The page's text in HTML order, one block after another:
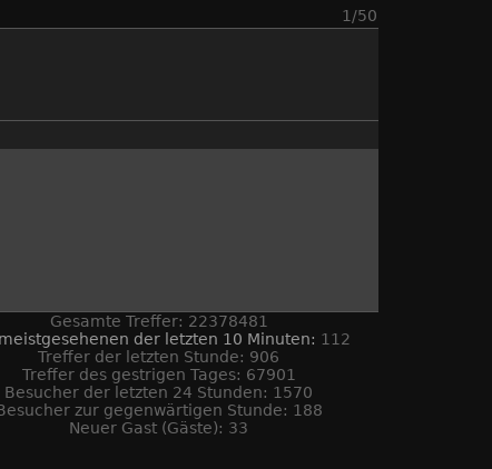
1/50
Gesamte Treffer: 22378481
der letzten 10 Minuten: 112
Treffer der letzten Stunde: 906
Treffer des gestrigen Tages: 67901
Besucher der letzten 24 Stunden: 1570
zur gegenwärtigen Stunde: 188
Neuer Gast (Gäste): 33